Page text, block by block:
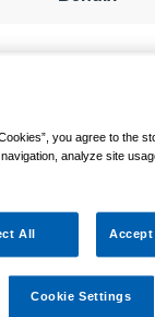
Bosal
you agree to the
analyze site
All
Cookie Settings